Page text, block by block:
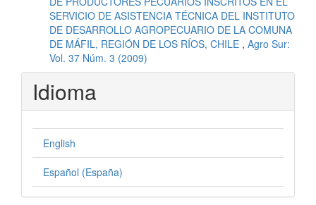
SERVICIO DE ASISTENCIA TÉCNICA DEL INSTITUTO
DE DESARROLLO AGROPECUARIO DE LA COMUNA
DE MÁFIL, REGIÓN DE LOS RÍOS, CHILE , Agro Sur:
Vol. 37 Núm. 3 (2009)
Idioma
English
Español (España)